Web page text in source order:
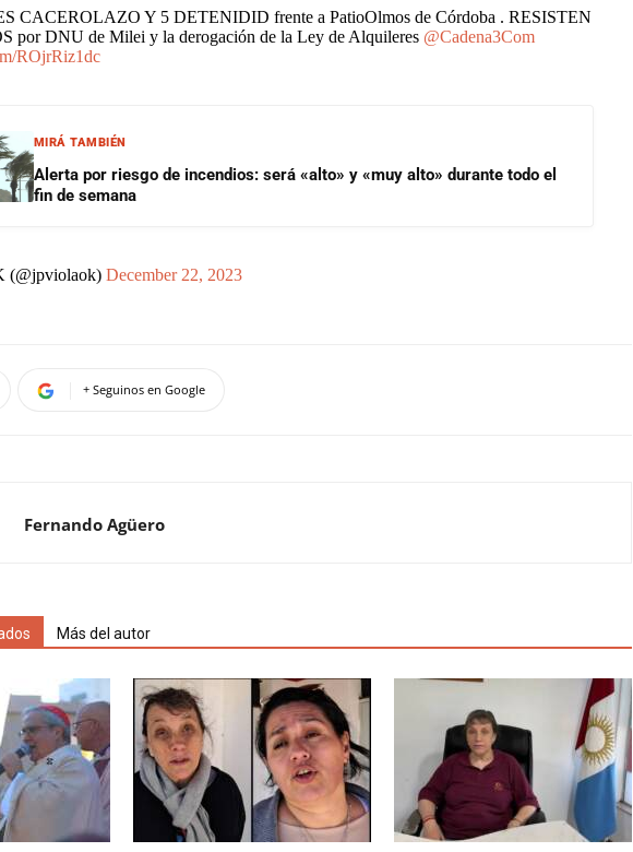
CACEROLAZO Y 5 DETENIDID frente a PatioOlmos de Córdoba . RESISTEN
por DNU de Milei y la derogación de la Ley de Alquileres @Cadena3Com
ROjrRiz1dc
MIRÁ TAMBIÉN
Alerta por riesgo de incendios: será «alto» y «muy alto» durante todo el
fin de semana
December 22, 2023
+ Seguinos en Google
Fernando Agüero
Más del autor